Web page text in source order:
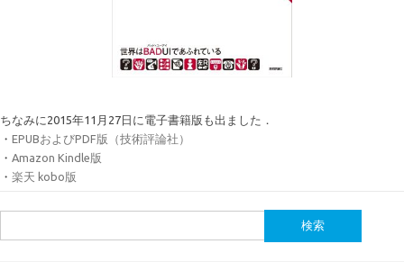
ちなみに2015年11月27日に電子書籍版も出ました．
・ EPUBおよびPDF版（技術評論社）
・ Amazon Kindle版
・ 楽天 kobo版
索: